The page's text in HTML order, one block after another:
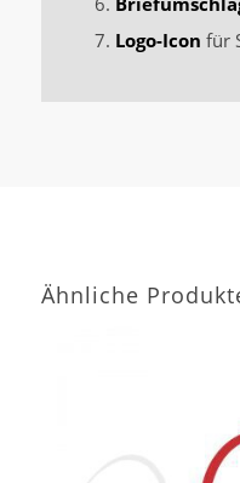
Logo-Icon für
Ähnliche